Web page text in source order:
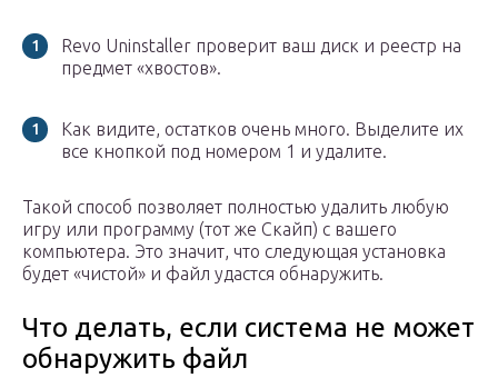
Revo Uninstaller проверит ваш диск и реестр на
предмет «хвостов».
Как видите, остатков очень много. Выделите их
все кнопкой под номером 1 и удалите.
Такой способ позволяет полностью удалить любую
игру или программу (тот же Скайп) с вашего
компьютера. Это значит, что следующая установка
будет «чистой» и файл удастся обнаружить.
Что делать, если система не может
обнаружить файл